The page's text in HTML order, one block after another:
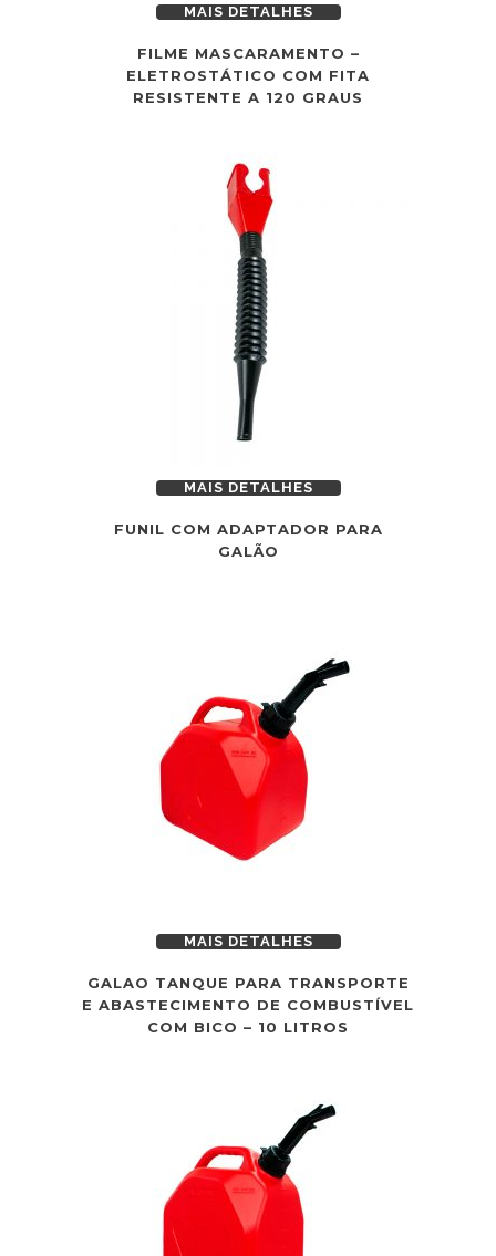
MAIS DETALHES
FILME MASCARAMENTO –
ELETROSTÁTICO COM FITA
RESISTENTE A 120 GRAUS
MAIS DETALHES
FUNIL COM ADAPTADOR PARA
GALÃO
MAIS DETALHES
GALAO TANQUE PARA TRANSPORTE
E ABASTECIMENTO DE COMBUSTÍVEL
COM BICO – 10 LITROS